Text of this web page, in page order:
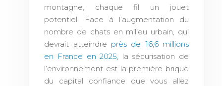
montagne, chaque fil un jouet
potentiel. Face à l’augmentation du
nombre de chats en milieu urbain, qui
devrait atteindre près de 16,6 millions
en France en 2025 , la sécurisation de
l’environnement est la première brique
du capital confiance que vous allez